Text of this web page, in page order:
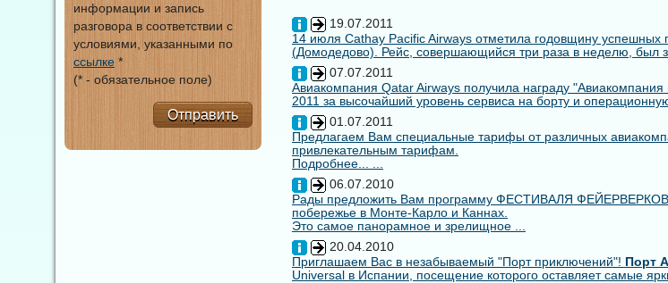
19.07.2011
14 июля Cathay Pacific Airways отметила годовщину успешных
(Домодедово). Рейс, совершающийся три раза в неделю, был
07.07.2011
Авиакомпания Qatar Airways получила награду
2011 за высочайший уровень сервиса на борту и
01.07.2011
Предлагаем Вам специальные тарифы от различных
привлекательным тарифам.
Подробнее... ...
06.07.2010
Рады предложить Вам программу ФЕСТИВАЛЯ ФЕЙЕРВЕРКОВ
побережье в Монте-Карло и Каннах.
Это самое панорамное и зрелищное ...
20.04.2010
Приглашаем Вас в незабываемый "Порт приключений"! Порт
Universal в Испании, посещение которого оставляет самые
информации и запись
разговора в соответствии с
условиями, указанными по
ссылке *
(* - обязательное поле)
Отправить